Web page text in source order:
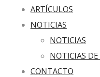
ARTÍCULOS
NOTICIAS
NOTICIAS
NOTICIAS DE
CONTACTO